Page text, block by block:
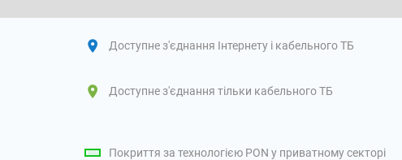
Доступне з'єднання Інтернету і кабельного ТБ
Доступне з'єднання тільки кабельного ТБ
Покриття за технологією PON у приватному секторі